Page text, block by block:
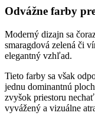
Odvážne farby
Moderný dizajn sa
smaragdová zelená či
elegantný vzhľad.
Tieto farby sa však
jednu dominantnú
zvyšok priestoru
vyvážený a vizuálne